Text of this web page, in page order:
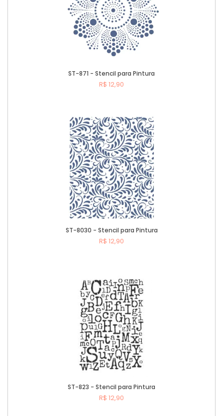
ST-871 - Stencil para Pintura
R$ 12,90
ST-8030 - Stencil para Pintura
R$ 12,90
ST-823 - Stencil para Pintura
R$ 12,90